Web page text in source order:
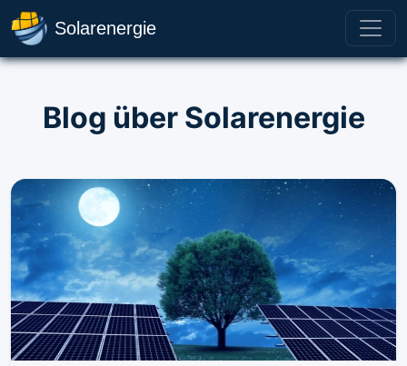
Solarenergie
Blog über Solarenergie